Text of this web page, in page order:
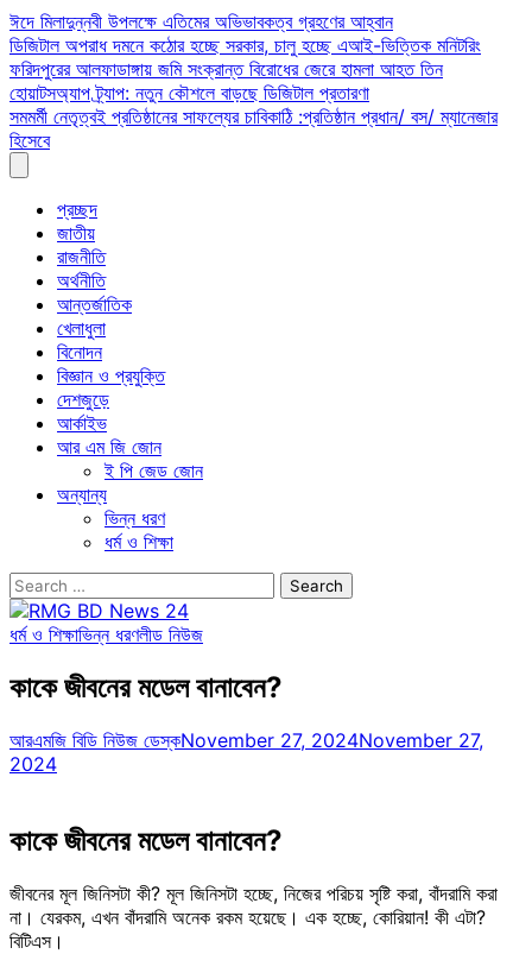
Skip
to
content
ঈদে মিলাদুন্নবী উপলক্ষে এতিমের অভিভাবকত্ব গ্রহণের আহ্বান
ডিজিটাল অপরাধ দমনে কঠোর হচ্ছে সরকার, চালু হচ্ছে এআই-ভিত্তিক মনিটরিং
ফরিদপুরের আলফাডাঙ্গায় জমি সংক্রান্ত বিরোধের জেরে হামলা আহত তিন
হোয়াটসঅ্যাপ ট্র্যাপ: নতুন কৌশলে বাড়ছে ডিজিটাল প্রতারণা
সমমর্মী নেতৃত্বই প্রতিষ্ঠানের সাফল্যের চাবিকাঠি :প্রতিষ্ঠান প্রধান/ বস/ ম্যানেজার
হিসেবে
প্রচ্ছদ
জাতীয়
রাজনীতি
অর্থনীতি
আন্তর্জাতিক
খেলাধুলা
বিনোদন
বিজ্ঞান ও প্রযুক্তি
দেশজুড়ে
আর্কাইভ
আর এম জি জোন
ই পি জেড জোন
অন্যান্য
ভিন্ন ধরণ
ধর্ম ও শিক্ষা
Search
for:
ধর্ম ও শিক্ষাভিন্ন ধরণলীড নিউজ
কাকে জীবনের মডেল বানাবেন?
আরএমজি বিডি নিউজ ডেস্কNovember 27, 2024November 27,
2024
কাকে জীবনের মডেল বানাবেন?
জীবনের মূল জিনিসটা কী? মূল জিনিসটা হচ্ছে, নিজের পরিচয় সৃষ্টি করা, বাঁদরামি করা
না। যেরকম, এখন বাঁদরামি অনেক রকম হয়েছে। এক হচ্ছে, কোরিয়ান! কী এটা?
বিটিএস।